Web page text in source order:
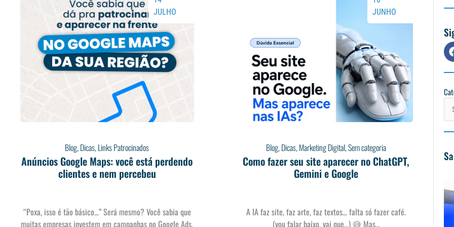
Blog,Dicas,Links Patrocinados
Anúncios Google Maps: você está perdendo
clientes e nem percebeu
JULHO
“Poxa, isso é tão básico…” Será mesmo? Você sabia que
muitas empresas investem em campanhas no Google Ads,
Blog,Dicas,Marketing Digital,Sem categoria
Como fazer seu site aparecer no ChatGPT,
Gemini e Google
JUNHO
A IA faz site, faz arte, faz textos… falta só fazer café.
(vou falar baixo, vai que…) 😅 Mas…